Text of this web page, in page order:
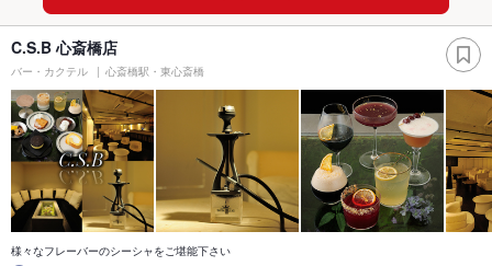
C.S.B 心斎橋店
バー・カクテル 心斎橋駅・東心斎橋
様々なフレーバーのシーシャをご堪能下さい